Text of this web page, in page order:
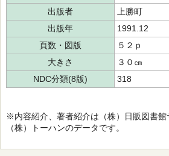
出版者
上勝町
出版年
1991.12
頁数・図版
５２ｐ
大きさ
３０㎝
NDC分類(8版)
318
※内容紹介、著者紹介は（株）日販図書館
（株）トーハンのデータです。